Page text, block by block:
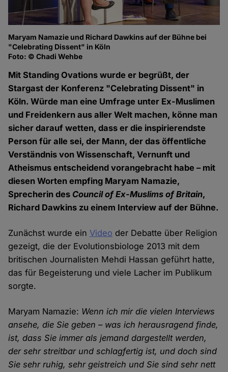
Maryam Namazie und Richard Dawkins auf der Bühne bei
"Celebrating Dissent" in Köln
Foto: © Chadi Wehbe
Mit Standing Ovations wurde er begrüßt, der
Stargast der Konferenz "Celebrating Dissent" in
Köln. Würde man eine Umfrage unter Ex-Muslimen
und Freidenkern aus aller Welt machen, könne man
sicher darauf wetten, dass er die inspirierendste
Person für alle sei, der Mann, der das öffentliche
Verständnis von Wissenschaft, Vernunft und
Atheismus entscheidend vorangebracht habe – mit
diesen Worten empfing Maryam Namazie,
Sprecherin des Council of Ex-Muslims of Britain,
Richard Dawkins zu einem Interview auf der Bühne.
Zunächst wurde einVideo der Debatte über Religion
gezeigt, die der Evolutionsbiologe 2013 mit dem
britischen Journalisten Mehdi Hassan geführt hatte,
das für Begeisterung und viele Lacher im Publikum
sorgte.
Maryam Namazie: Wenn ich mir die vielen Interviews
ansehe, die Sie geben – was ich herausragend finde,
ist, dass Sie immer als jemand dargestellt werden,
der sehr streitbar und schlagfertig ist, und doch sind
Sie sehr ruhig, sehr geistreich und Sie sind sehr nett